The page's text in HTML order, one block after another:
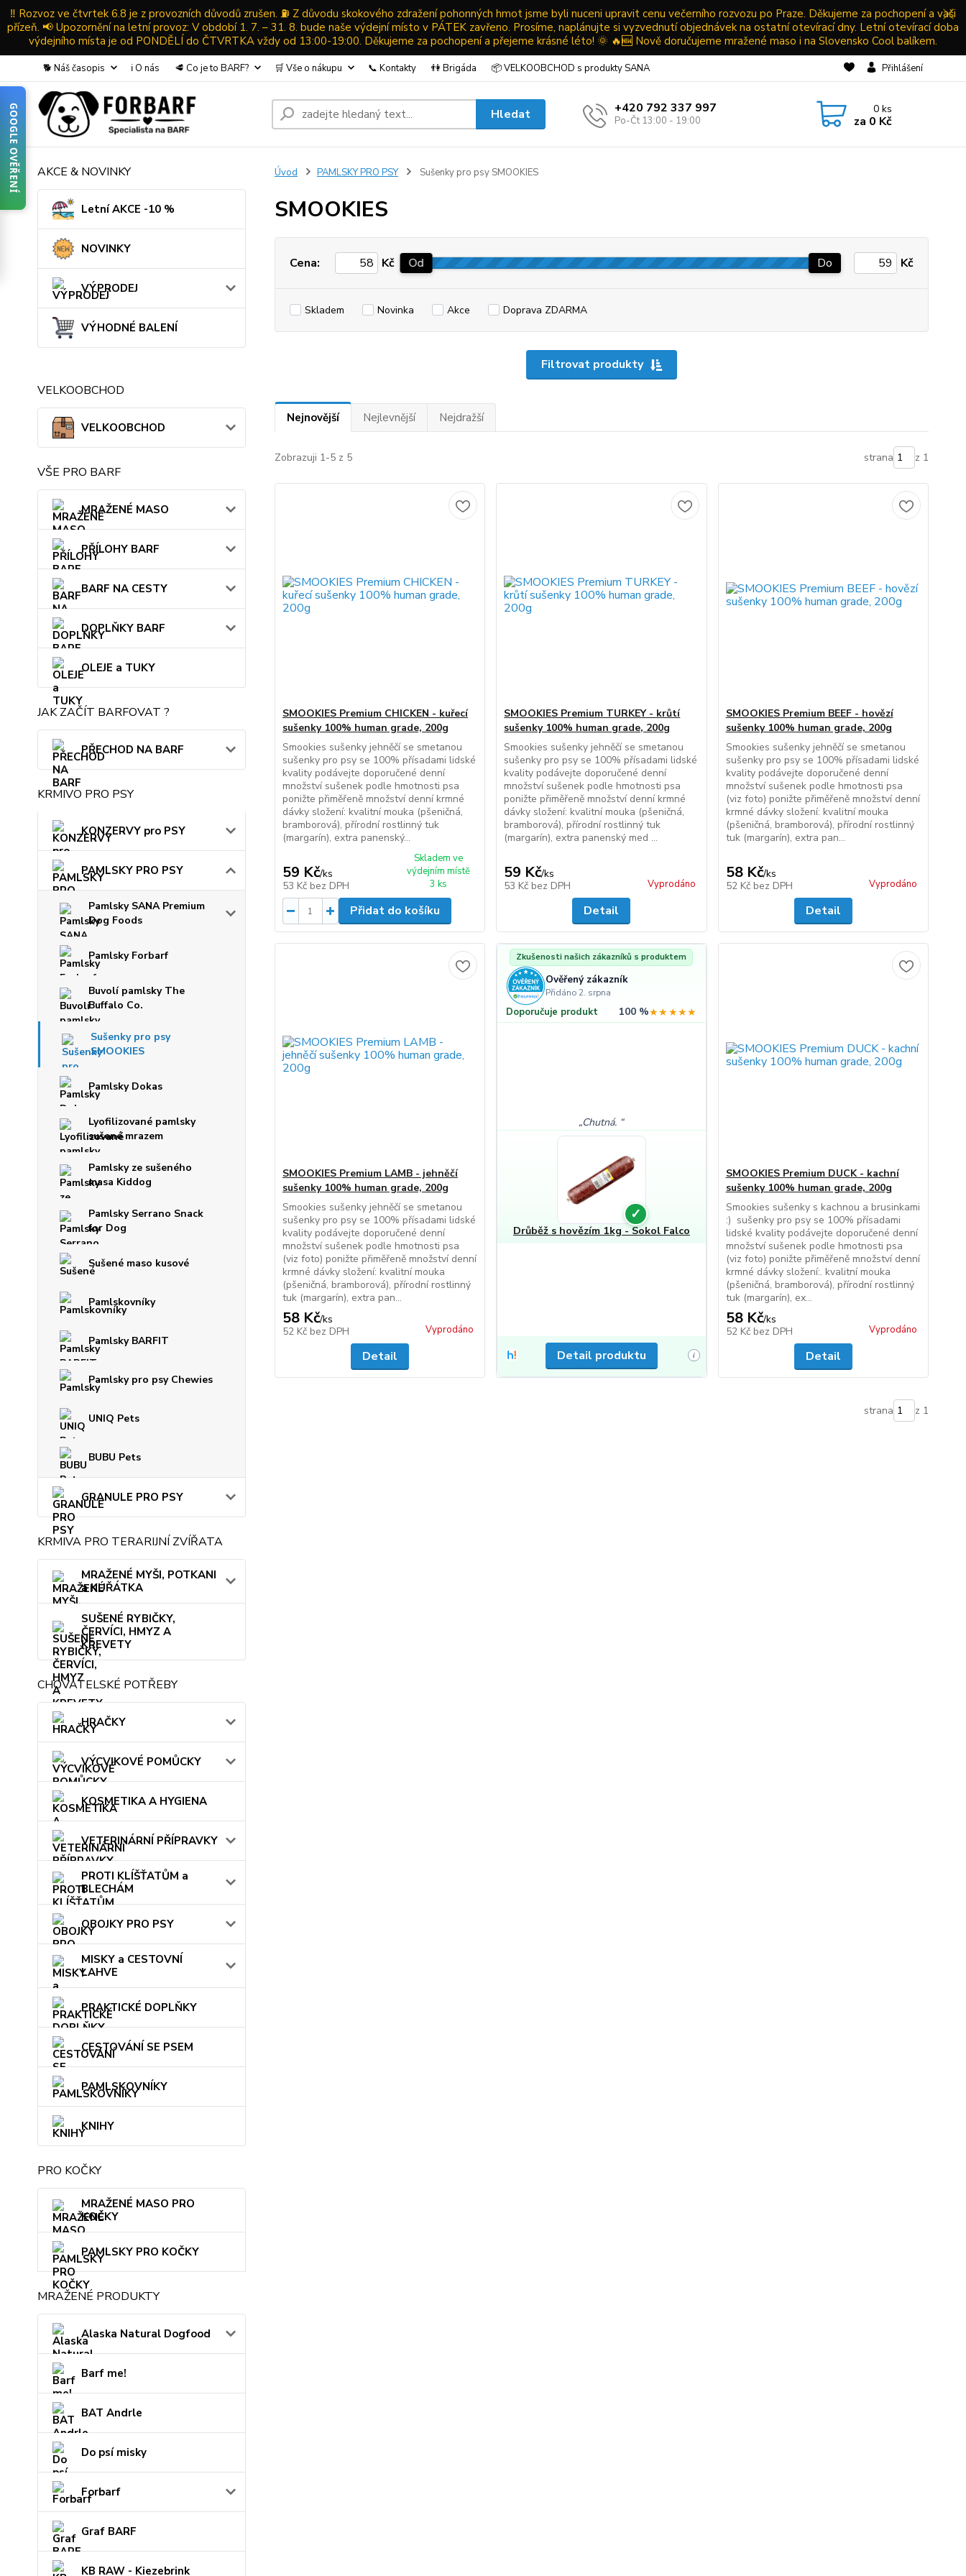
‼️ Rozvoz ve čtvrtek 6.8 je z provozních důvodů zrušen. ⛽ Z důvodu skokového zdražení pohonných hmot jsme byli nuceni upravit cenu večerního rozvozu po Praze. Děkujeme za pochopení a vaši
přízeň. 📢 Upozornění na letní provoz: V období 1. 7. – 31. 8. bude naše výdejní místo v PÁTEK zavřeno. Prosíme, naplánujte si vyzvednutí objednávek na ostatní otevírací dny. Letní otevírací doba
výdejního místa je od PONDĚLÍ do ČTVRTKA vždy od 13:00-19:00. Děkujeme za pochopení a přejeme krásné léto! 🌞 🔥🆕 Nově doručujeme mražené maso i na Slovensko Cool balíkem.
🐕 Náš časopis ℹ️ O nás 🥩 Co je to BARF? 🛒 Vše o nákupu 📞 Kontakty 👫 Brigáda 📦 VELKOOBCHOD s produkty SANA Přihlášení
Hledat +420 792 337 997
Po-Čt 13:00 - 19:00
0ks
za 0 Kč
AKCE & NOVINKY
Letní AKCE -10 %
NOVINKY
VÝPRODEJ
VÝHODNÉ BALENÍ
VELKOOBCHOD
VELKOOBCHOD
VŠE PRO BARF
MRAŽENÉ MASO
PŘÍLOHY BARF
BARF NA CESTY
DOPLŇKY BARF
OLEJE a TUKY
JAK ZAČÍT BARFOVAT ?
PŘECHOD NA BARF
KRMIVO PRO PSY
KONZERVY pro PSY
PAMLSKY PRO PSY
Pamlsky SANA Premium
Dog Foods
Pamlsky Forbarf
Buvolí pamlsky The
Buffalo Co.
Sušenky pro psy
SMOOKIES
Pamlsky Dokas
Lyofilizované pamlsky
sušené mrazem
Pamlsky ze sušeného
masa Kiddog
Pamlsky Serrano Snack
for Dog
Sušené maso kusové
Pamlskovníky
Pamlsky BARFIT
Pamlsky pro psy Chewies
UNIQ Pets
BUBU Pets
GRANULE PRO PSY
KRMIVA PRO TERARIJNÍ ZVÍŘATA
MRAŽENÉ MYŠI, POTKANI
a KUŘÁTKA
SUŠENÉ RYBIČKY,
ČERVÍCI, HMYZ A
KREVETY
CHOVATELSKÉ POTŘEBY
HRAČKY
VÝCVIKOVÉ POMŮCKY
KOSMETIKA A HYGIENA
VETERINÁRNÍ PŘÍPRAVKY
PROTI KLÍŠŤATŮM a
BLECHÁM
OBOJKY PRO PSY
MISKY a CESTOVNÍ
LAHVE
PRAKTICKÉ DOPLŇKY
CESTOVÁNÍ SE PSEM
PAMLSKOVNÍKY
KNIHY
PRO KOČKY
MRAŽENÉ MASO PRO
KOČKY
PAMLSKY PRO KOČKY
MRAŽENÉ PRODUKTY
Alaska Natural Dogfood
Barf me!
BAT Andrle
Do psí misky
Forbarf
Graf BARF
KB RAW - Kiezebrink
Úvod PAMLSKY PRO PSY Sušenky pro psy SMOOKIES
SMOOKIES
Filtrovat produkty
Cena: Kč Od Do Kč
Skladem Novinka Akce Doprava ZDARMA
Nejnovější Nejlevnější Nejdražší
Zobrazuji 1-5 z 5 strana z 1
SMOOKIES Premium CHICKEN - kuřecí
sušenky 100% human grade, 200g
Smookies sušenky jehněčí se smetanou
sušenky pro psy se 100% přísadami lidské
kvality podávejte doporučené denní
množství sušenek podle hmotnosti psa
ponižte přiměřeně množství denní krmné
dávky složení: kvalitní mouka (pšeničná,
bramborová), přírodní rostlinný tuk
(margarín), extra panenský...
59 Kč/ks
53 Kč bez DPH
Skladem ve
výdejním místě
3 ks
Přidat do košíku
SMOOKIES Premium TURKEY - krůtí
sušenky 100% human grade, 200g
Smookies sušenky jehněčí se smetanou
sušenky pro psy se 100% přísadami lidské
kvality podávejte doporučené denní
množství sušenek podle hmotnosti psa
ponižte přiměřeně množství denní krmné
dávky složení: kvalitní mouka (pšeničná,
bramborová), přírodní rostlinný tuk
(margarín), extra panenský med ...
59 Kč/ks
53 Kč bez DPH Vyprodáno
Detail
SMOOKIES Premium BEEF - hovězí
sušenky 100% human grade, 200g
Smookies sušenky jehněčí se smetanou
sušenky pro psy se 100% přísadami lidské
kvality podávejte doporučené denní
množství sušenek podle hmotnosti psa
(viz foto) ponižte přiměřeně množství denní
krmné dávky složení: kvalitní mouka
(pšeničná, bramborová), přírodní rostlinný
tuk (margarín), extra pan...
58 Kč/ks
52 Kč bez DPH Vyprodáno
Detail
SMOOKIES Premium LAMB - jehněčí
sušenky 100% human grade, 200g
Smookies sušenky jehněčí se smetanou
sušenky pro psy se 100% přísadami lidské
kvality podávejte doporučené denní
množství sušenek podle hmotnosti psa
(viz foto) ponižte přiměřeně množství denní
krmné dávky složení: kvalitní mouka
(pšeničná, bramborová), přírodní rostlinný
tuk (margarín), extra pan...
58 Kč/ks
52 Kč bez DPH Vyprodáno
Detail
Zkušenosti našich zákazníků s produktem
Ověřený zákazník
Přidáno 2. srpna
Doporučuje produkt 100 %★★★★★
Chutná.
✓
Drůběž s hovězím 1kg - Sokol Falco
Detail produktu i
SMOOKIES Premium DUCK - kachní
sušenky 100% human grade, 200g
Smookies sušenky s kachnou a brusinkami
:) sušenky pro psy se 100% přísadami
lidské kvality podávejte doporučené denní
množství sušenek podle hmotnosti psa
(viz foto) ponižte přiměřeně množství denní
krmné dávky složení:. kvalitní mouka
(pšeničná, bramborová), přírodní rostlinný
tuk (margarín), ex...
58 Kč/ks
52 Kč bez DPH Vyprodáno
Detail
strana z 1
GOOGLE OVĚŘENÍ